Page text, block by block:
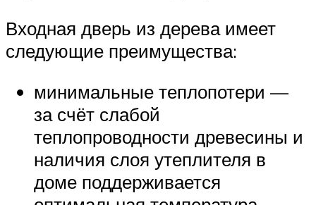
Входная дверь из дерева имеет
следующие преимущества:
минимальные теплопотери —
за счёт слабой
теплопроводности древесины и
наличия слоя утеплителя в
доме поддерживается